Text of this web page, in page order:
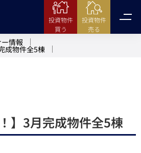
投資物件
買う
投資物件
売る
情報
成物件全5棟
】3月完成物件全5棟